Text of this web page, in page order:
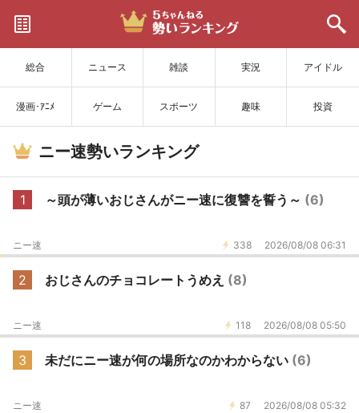
総合 ニュース 雑談 実況 アイドル
漫画･ｱﾆﾒ ゲーム スポーツ 趣味 投資
サイトを更新
ニー速勢いランキング
1 ～頭が薄いおじさんがニー速に復讐を誓う～ (6)
338 2026/08/08 06:31
ニー速
2 おじさんのチョコレートうめえ (8)
118 2026/08/08 05:50
ニー速
3 未だにニー速が何の場所なのかわからない (6)
87 2026/08/08 05:32
ニー速